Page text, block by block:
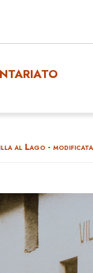
al Lago - modificata